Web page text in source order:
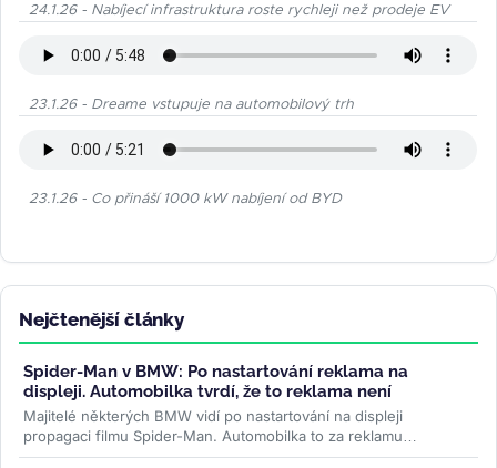
24.1.26 - Nabíjecí infrastruktura roste rychleji než prodeje EV
23.1.26 - Dreame vstupuje na automobilový trh
23.1.26 - Co přináší 1000 kW nabíjení od BYD
Nejčtenější články
Spider-Man v BMW: Po nastartování reklama na
displeji. Automobilka tvrdí, že to reklama není
Majitelé některých BMW vidí po nastartování na displeji
propagaci filmu Spider-Man. Automobilka to za reklamu
nepovažuje, řidiči ale mluví...>>